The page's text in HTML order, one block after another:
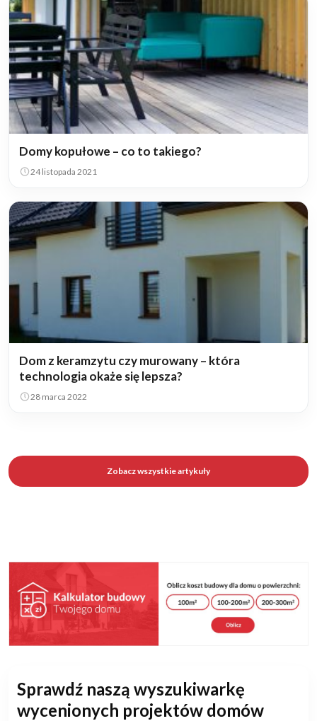
Domy kopułowe – co to takiego?
24 listopada 2021
Dom z keramzytu czy murowany – która
technologia okaże się lepsza?
28 marca 2022
Zobacz wszystkie artykuły
Sprawdź naszą wyszukiwarkę
wycenionych projektów domów